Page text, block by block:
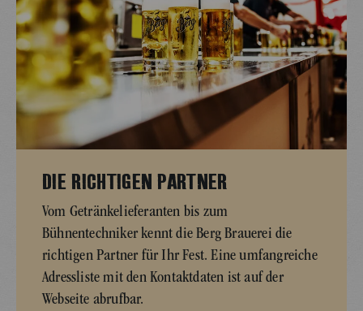
DIE RICHTIGEN PARTNER
Vom Getränkelieferanten bis zum
Bühnentechniker kennt die Berg Brauerei die
richtigen Partner für Ihr Fest. Eine umfangreiche
Adressliste mit den Kontaktdaten ist auf der
Webseite abrufbar.